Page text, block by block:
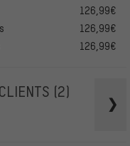
126,99€
126,99€
126,99€
(2)